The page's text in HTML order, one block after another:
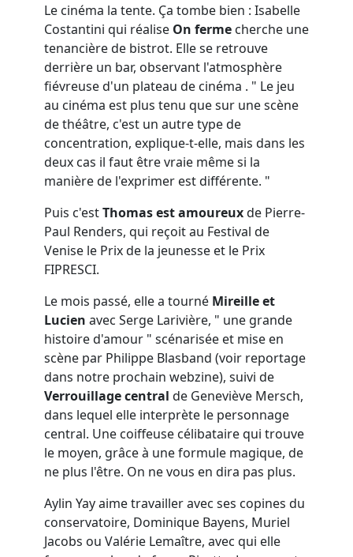
Le cinéma la tente. Ça tombe bien : Isabelle
Costantini qui réalise On ferme cherche une
tenancière de bistrot. Elle se retrouve
derrière un bar, observant l'atmosphère
fiévreuse d'un plateau de cinéma . " Le jeu
au cinéma est plus tenu que sur une scène
de théâtre, c'est un autre type de
concentration, explique-t-elle, mais dans les
deux cas il faut être vraie même si la
manière de l'exprimer est différente. "
Puis c'estThomas est amoureuxde Pierre-
Paul Renders, qui reçoit au Festival de
Venise le Prix de la jeunesse et le Prix
FIPRESCI.
Le mois passé, elle a tourné Mireille et
Lucien avec Serge Larivière, " une grande
histoire d'amour " scénarisée et mise en
scène par Philippe Blasband (voir reportage
dans notre prochain webzine), suivi de
Verrouillage central de Geneviève Mersch,
dans lequel elle interprète le personnage
central. Une coiffeuse célibataire qui trouve
le moyen, grâce à une formule magique, de
ne plus l'être. On ne vous en dira pas plus.
Aylin Yay aime travailler avec ses copines du
conservatoire, Dominique Bayens, Muriel
Jacobs ou Valérie Lemaître, avec qui elle